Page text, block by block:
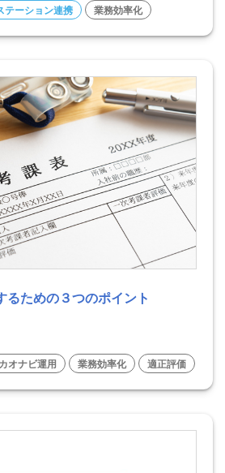
テーション連携 業務効率化
るための３つのポイント
カオナビ運用 業務効率化 適正評価